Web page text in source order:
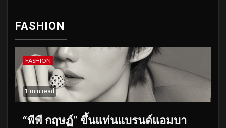
FASHION
FASHION
1 min read
“พีพี กฤษฏ์” ขึ้นแท่นแบรนด์แอมบา